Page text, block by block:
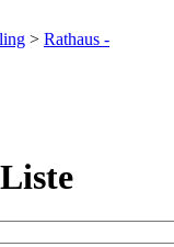
> Rathaus -